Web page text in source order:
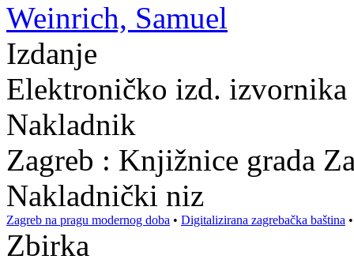
Weinrich, Samuel
Izdanje
Elektroničko izd. izvornika
Nakladnik
Zagreb : Knjižnice grada
Nakladnički niz
Zagreb na pragu modernog doba • Digitalizirana zagrebačka baština
Zbirka